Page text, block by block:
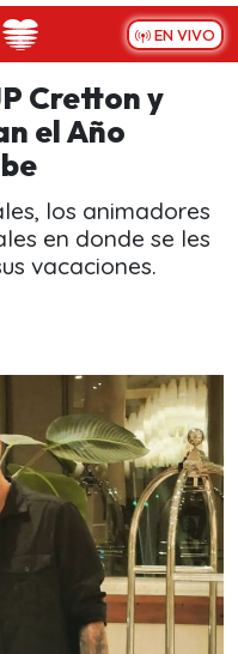
EN VIVO
Cretton y
el Año
los animadores
en donde se les
vacaciones.